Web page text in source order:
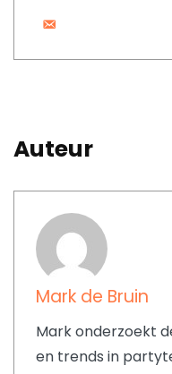
Auteur
Mark de Bruin
Mark onderzoekt
en trends in